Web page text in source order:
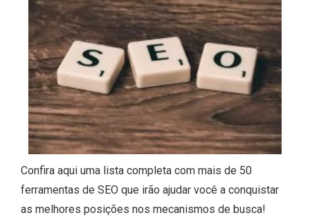
Confira aqui uma lista completa com mais de 50
ferramentas de SEO que irão ajudar você a conquistar
as melhores posições nos mecanismos de busca!